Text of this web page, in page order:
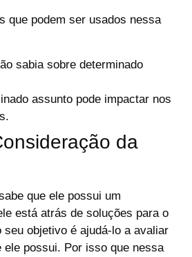
que podem ser usados nessa
sabia sobre determinado
assunto pode impactar nos
da
que ele possui um
está atrás de soluções para o
seu objetivo é ajudá-lo a avaliar
ele possui. Por isso que nessa